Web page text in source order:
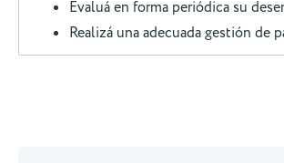
Evaluá en forma periódica su
Realizá una adecuada gestión de